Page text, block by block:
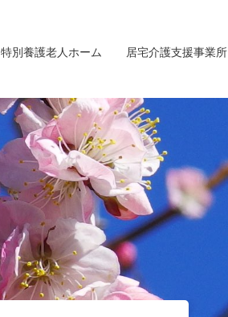
特別養護老人ホーム 居宅介護支援事業所